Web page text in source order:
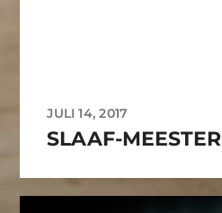
JULI 14, 2017
SLAAF-MEESTER